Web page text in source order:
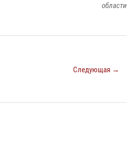
области
Следующая →